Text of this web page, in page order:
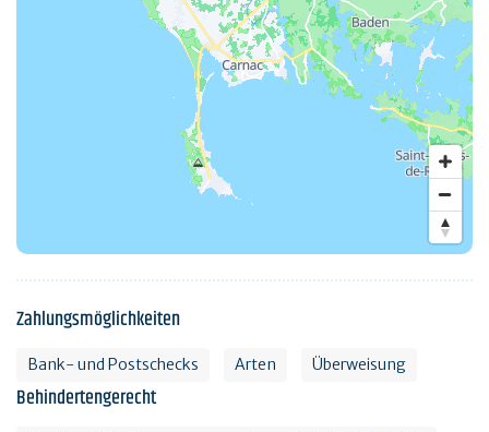
Zahlungsmöglichkeiten
Bank- und Postschecks Arten Überweisung
Behindertengerecht